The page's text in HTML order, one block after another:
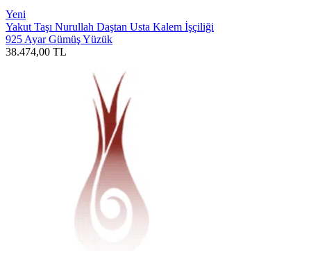
Yeni
Yakut Taşı Nurullah Daştan Usta Kalem İşçiliği
925 Ayar Gümüş Yüzük
38.474,00 TL